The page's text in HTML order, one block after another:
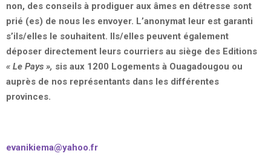
non, des conseils à prodiguer aux âmes en détresse sont
prié (es) de nous les envoyer. L’anonymat leur est garanti
s’ils/elles le souhaitent. Ils/elles peuvent également
déposer directement leurs courriers au siège des Editions
« Le Pays », sis aux 1200 Logements à Ouagadougou ou
auprès de nos représentants dans les différentes
provinces.
evanikiema@yahoo.fr